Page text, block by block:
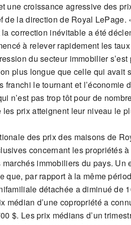
une croissance agressive des
de la direction de Royal LePage.
la correction inévitable a été
à relever rapidement les
du secteur immobilier
plus longue que celle qui avait
franchi le tournant et l’économie
n’est pas trop tôt pour de
les prix atteignent leur niveau le
des prix des maisons de
concernant les propriétés
immobiliers du pays. Un
que, par rapport à la même
détachée a diminué de
médian d’une copropriété a
$. Les prix médians d’un